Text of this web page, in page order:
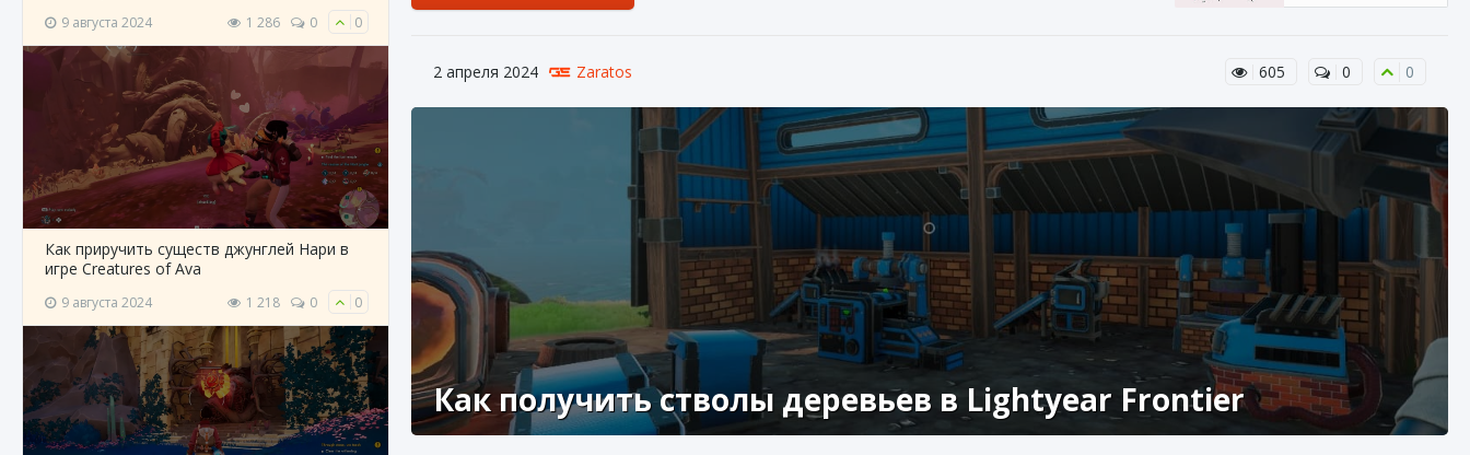
9 августа 2024 1 286 0 0
Как приручить существ джунглей Нари в
игре Creatures of Ava
9 августа 2024 1 218 0 0
2 апреля 2024 Zaratos 605 0 0
Как получить стволы деревьев в Lightyear Frontier